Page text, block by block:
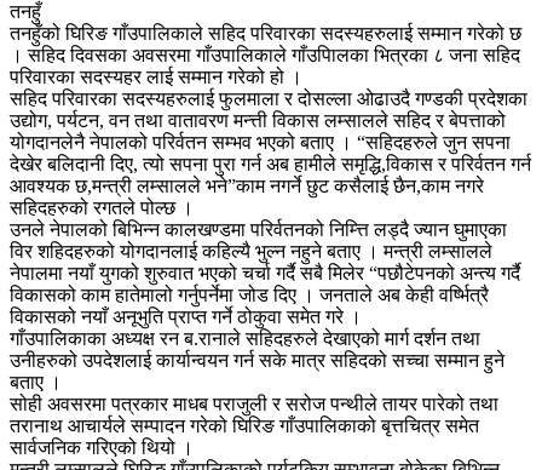
तनहुँ
तनहुँको घिरिङ गाँउपालिकाले सहिद परिवारका सदस्यहरुलाई सम्मान गरेको छ
। सहिद दिवसका अवसरमा गाँउपालिकाले गाँउपािलका भित्रका ८ जना सहिद
परिवारका सदस्यहर लाई सम्मान गरेको हो ।
सहिद परिवारका सदस्यहरुलाई फुलमाला र दोसल्ला ओढाउदै गण्डकी प्रदेशका
उद्योग, पर्यटन, वन तथा वातावरण मन्त्ती विकास लम्सालले सहिद र बेपत्ताको
योगदानलेनै नेपालको परिर्वतन सम्भव भएको बताए । “सहिदहरुले जुन सपना
देखेर बलिदानी दिए, त्यो सपना पुरा गर्न अब हामीले समृद्धि,विकास र परिर्वतन गर्न
आवश्यक छ,मन्त्री लम्सालले भने”काम नगर्ने छुट कसैलाई छैन,काम नगरे
सहिदहरुको रगतले पोल्छ ।
उनले नेपालको बिभिन्न कालखण्डमा परिर्वतनको निम्त्ति लड्दै ज्यान घुमाएका
विर शहिदहरुको योगदानलाई कहिल्यै भुल्न नहुने बताए । मन्त्री लम्सालले
नेपालमा नयाँ युगको शुरुवात भएको चर्चा गर्दै सबै मिलेर “पछौटेपनको अन्त्य गर्दै
विकासको काम हातेमालो गर्नुपर्नेमा जोड दिए । जनताले अब केही वर्ष्भित्रै
विकासको नयाँ अनूभुति प्राप्त गर्ने ठोकुवा समेत गरे ।
गाँउपालिकाका अध्यक्ष रन ब.रानाले सहिदहरुले देखाएको मार्ग दर्शन तथा
उनीहरुको उपदेशलाई कार्यान्वयन गर्न सके मात्र सहिदको सच्चा सम्मान हुने
बताए ।
सोही अवसरमा पत्रकार माधब पराजुली र सरोज पन्थीले तायर पारेको तथा
तरानाथ आचार्यले सम्पादन गरेको घिरिङ गाँउपालिकाको बृत्तचित्र समेत
सार्वजनिक गरिएको थियो ।